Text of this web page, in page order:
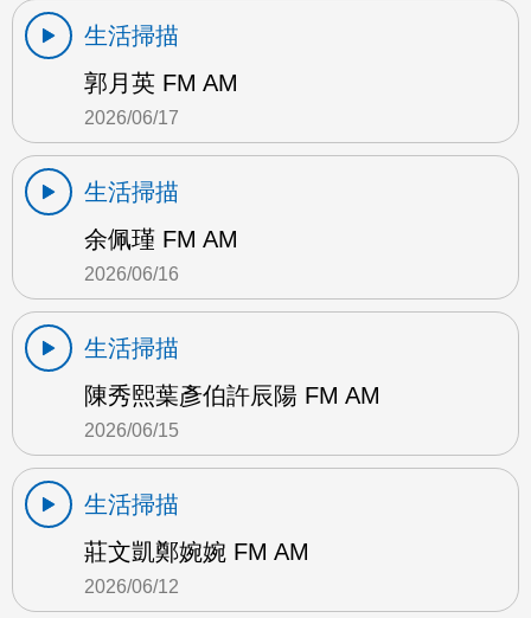
生活掃描
郭月英 FM AM
2026/06/17
生活掃描
余佩瑾 FM AM
2026/06/16
生活掃描
陳秀熙葉彥伯許辰陽 FM AM
2026/06/15
生活掃描
莊文凱鄭婉婉 FM AM
2026/06/12